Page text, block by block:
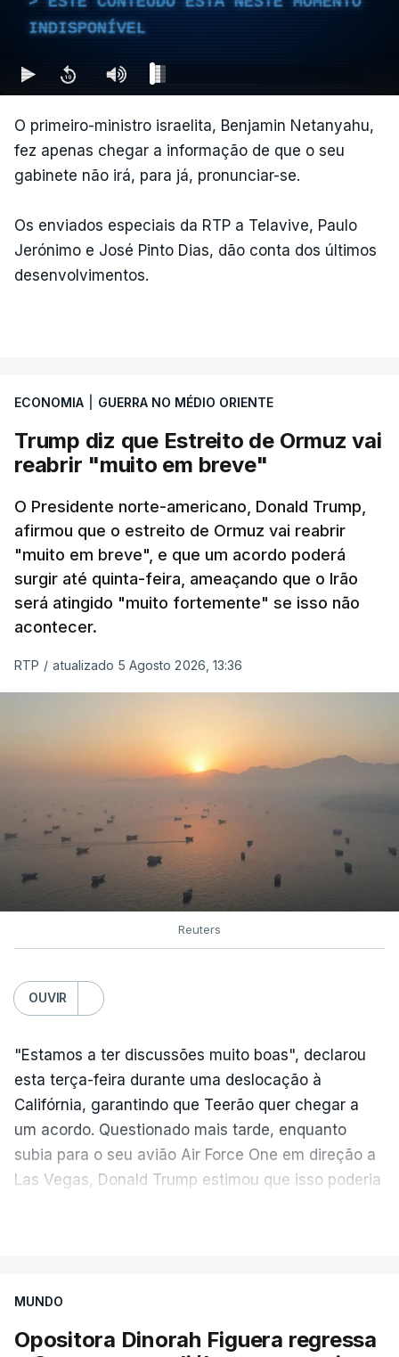
INDISPONÍVEL
O primeiro-ministro israelita, Benjamin Netanyahu,
fez apenas chegar a informação de que o seu
gabinete não irá, para já, pronunciar-se.
Os enviados especiais da RTP a Telavive, Paulo
Jerónimo e José Pinto Dias, dão conta dos últimos
desenvolvimentos.
ECONOMIA GUERRA NO MÉDIO ORIENTE
Trump diz que Estreito de Ormuz vai
reabrir "muito em breve"
O Presidente norte-americano, Donald Trump,
afirmou que o estreito de Ormuz vai reabrir
"muito em breve", e que um acordo poderá
surgir até quinta-feira, ameaçando que o Irão
será atingido "muito fortemente" se isso não
acontecer.
RTP / atualizado 5 Agosto 2026, 13:36
Reuters
OUVIR
"Estamos a ter discussões muito boas", declarou
esta terça-feira durante uma deslocação à
Califórnia, garantindo que Teerão quer chegar a
um acordo. Questionado mais tarde, enquanto
subia para o seu avião Air Force One em direção a
Las Vegas, Donald Trump estimou que isso poderia
"progressos" nas negociações com o Irão e Omã,
MUNDO
Opositora Dinorah Figuera regressa